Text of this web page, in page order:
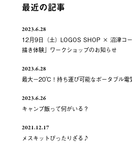
最近の記事
2023.6.28
12月9日（土）LOGOS SHOP × 沼津コ
描き体験」ワークショップのお知らせ
2023.6.28
最大－20℃！持ち運び可能なポータブル電
2023.6.26
キャンプ飯って何がいる？
2021.12.17
メスキットぴったりざる♪